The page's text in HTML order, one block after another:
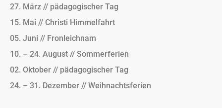
27. März // pädagogischer Tag
15. Mai // Christi Himmelfahrt
05. Juni // Fronleichnam
10. – 24. August // Sommerferien
02. Oktober // pädagogischer Tag
24. – 31. Dezember // Weihnachtsferien